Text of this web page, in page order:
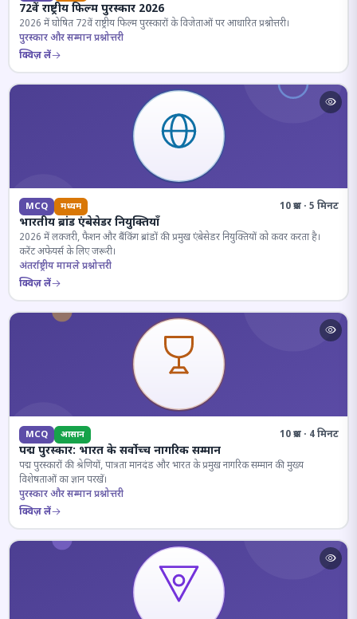
72वें राष्ट्रीय फिल्म पुरस्कार 2026
2026 में घोषित 72वें राष्ट्रीय फिल्म पुरस्कारों के विजेताओं पर आधारित प्रश्नोत्तरी।
पुरस्कार और सम्मान प्रश्नोत्तरी
क्विज़ लें
MCQ मध्यम 10 प्रश्न · 5 मिनट
भारतीय ब्रांड एंबेसेडर नियुक्तियाँ
2026 में लक्जरी, फैशन और बैंकिंग ब्रांडों की प्रमुख एंबेसेडर नियुक्तियों को कवर करता है।
करेंट अफेयर्स के लिए जरूरी।
अंतर्राष्ट्रीय मामले प्रश्नोत्तरी
क्विज़ लें
MCQ आसान 10 प्रश्न · 4 मिनट
पद्म पुरस्कार: भारत के सर्वोच्च नागरिक सम्मान
पद्म पुरस्कारों की श्रेणियों, पात्रता मानदंड और भारत के प्रमुख नागरिक सम्मान की मुख्य
विशेषताओं का ज्ञान परखें।
पुरस्कार और सम्मान प्रश्नोत्तरी
क्विज़ लें